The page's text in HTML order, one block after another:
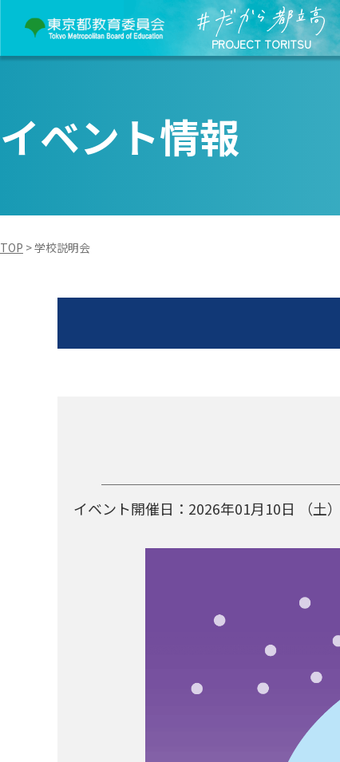
PROJECT TORITSU
イベント情報
TOP >学校説明会
イベント開催日： 2026年01月10日 （土）